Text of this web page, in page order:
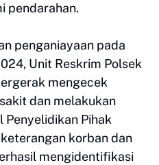
pendarahan.
penganiayaan pada
Unit Reskrim Polsek
mengecek
dan melakukan
Pihak
korban dan
mengidentifikasi